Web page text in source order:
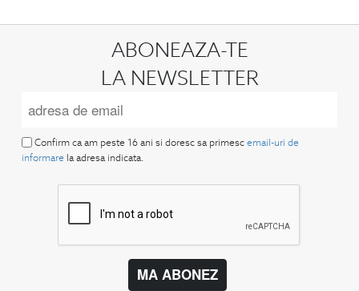
ABONEAZA-TE
LA NEWSLETTER
Confirm ca am peste 16 ani si doresc sa primesc email-uri de
informare la adresa indicata.
MA ABONEZ